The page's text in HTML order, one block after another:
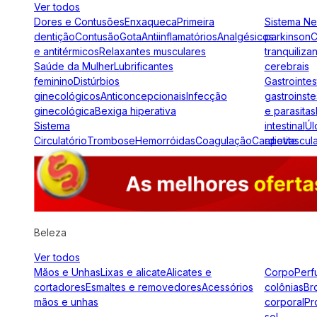
Ver todos
Dores e ContusõesEnxaquecaPrimeira
dentiçãoContusãoGotaAntiinflamatóriosAnalgésicos
e antitérmicosRelaxantes musculares
Saúde da MulherLubrificantes
femininoDistúrbios
ginecológicosAnticoncepcionaisInfecção
ginecológicaBexiga hiperativa
Sistema
CirculatórioTromboseHemorróidasCoagulação
Sistema
parkinson
cerebrais
e parasitas
intestinal
apetite
Beleza
Ver todos
Mãos e UnhasLixas e alicateAlicates e
cortadoresEsmaltes e removedoresAcessórios
mãos e unhas
Corpo
colônias
corporal